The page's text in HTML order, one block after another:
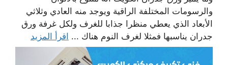
والرسومات المختلفة الراقية ويوجد منه العادي وثلاثي
الأبعاد الذي يعطي منظرا جذابا للغرف ولكل غرفة ورق
جدران يناسبها فمثلا لغرف النوم هناك ... اقرأ المزيد